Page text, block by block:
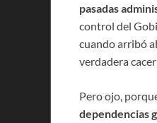
pasadas
control del
cuando arribó
verdadera
Pero ojo,
dependencias